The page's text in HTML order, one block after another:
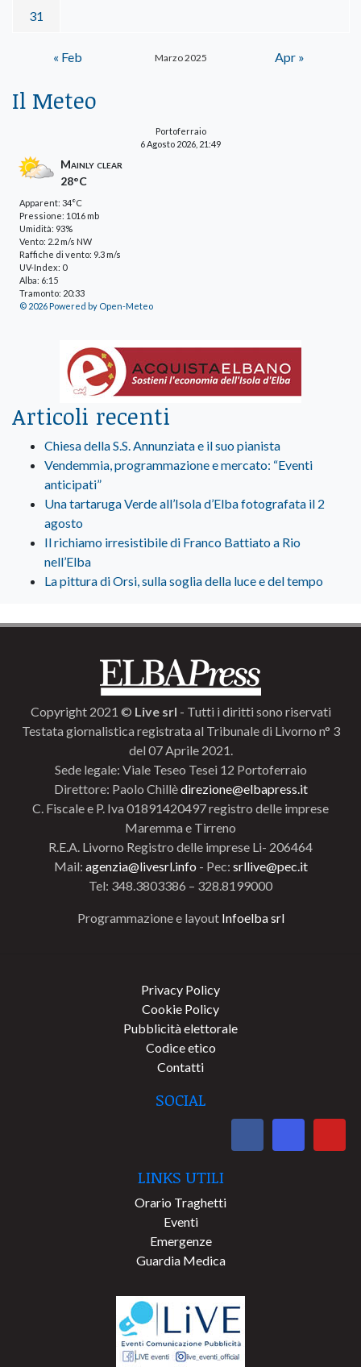
Marzo 2025
31
« Feb Apr »
Il Meteo
Portoferraio
6 Agosto 2026, 21:49
Mainly clear
28°C
Apparent: 34°C
Pressione: 1016 mb
Umidità: 93%
Vento: 2.2 m/s NW
Raffiche di vento: 9.3 m/s
UV-Index: 0
Alba: 6:15
Tramonto: 20:33
© 2026 Powered by Open-Meteo
Articoli recenti
Chiesa della S.S. Annunziata e il suo pianista
Vendemmia, programmazione e mercato: “Eventi
anticipati”
Una tartaruga Verde all’Isola d’Elba fotografata il 2
agosto
Il richiamo irresistibile di Franco Battiato a Rio
nell’Elba
La pittura di Orsi, sulla soglia della luce e del tempo
Copyright 2021 © Live srl - Tutti i diritti sono riservati
Testata giornalistica registrata al Tribunale di Livorno n° 3
del 07 Aprile 2021.
Sede legale: Viale Teseo Tesei 12 Portoferraio
Direttore: Paolo Chillèdirezione@elbapress.it
C. Fiscale e P. Iva 01891420497 registro delle imprese
Maremma e Tirreno
R.E.A. Livorno Registro delle imprese Li- 206464
Mail: agenzia@livesrl.info - Pec: srllive@pec.it
Tel: 348.3803386 – 328.8199000
Programmazione e layout Infoelba srl
Privacy Policy
Cookie Policy
Pubblicità elettorale
Codice etico
Contatti
SOCIAL
LINKS UTILI
Orario Traghetti
Eventi
Emergenze
Guardia Medica